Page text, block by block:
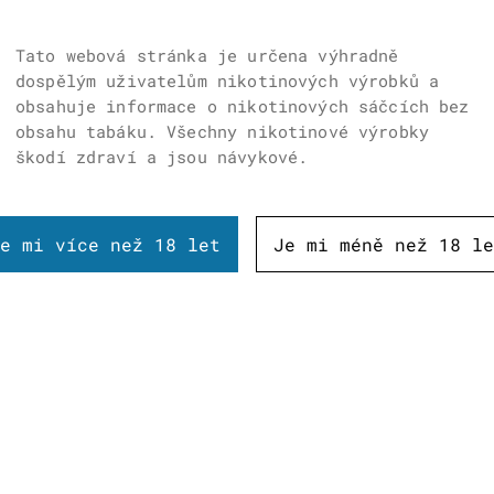
Tato webová stránka je určena výhradně
dospělým uživatelům nikotinových výrobků a
obsahuje informace o nikotinových sáčcích bez
obsahu tabáku. Všechny nikotinové výrobky
škodí zdraví a jsou návykové.
mi více než 18 let Je mi méně než 18